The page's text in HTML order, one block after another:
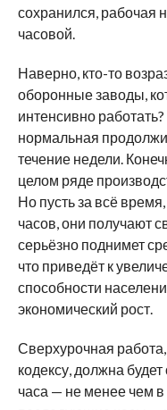
сохранился, рабочая
часовой.
Наверно, кто-то
оборонные заводы,
интенсивно
нормальная
течение недели.
целом ряде
Но пусть за всё
часов, они получают
серьёзно поднимет
что приведёт к
способности
экономический рост.
Сверхурочная
кодексу, должна
часа — не менее чем